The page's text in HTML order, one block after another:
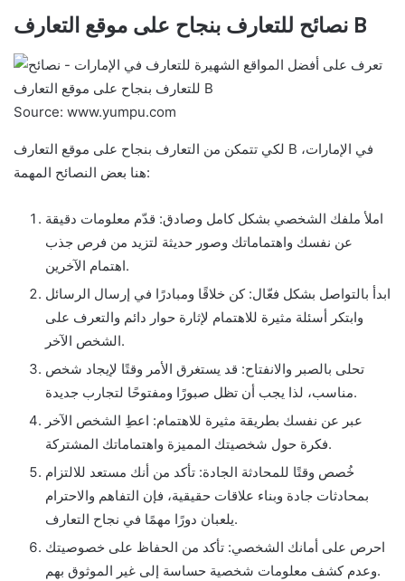
نصائح للتعارف بنجاح على موقع التعارف B
Source: www.yumpu.com
لكي تتمكن من التعارف بنجاح على موقع التعارف B في الإمارات،
هنا بعض النصائح المهمة:
املأ ملفك الشخصي بشكل كامل وصادق: قدّم معلومات دقيقة
عن نفسك واهتماماتك وصور حديثة لتزيد من فرص جذب
اهتمام الآخرين.
ابدأ بالتواصل بشكل فعّال: كن خلاقًا ومبادرًا في إرسال الرسائل
وابتكر أسئلة مثيرة للاهتمام لإثارة حوار دائم والتعرف على
الشخص الآخر.
تحلى بالصبر والانفتاح: قد يستغرق الأمر وقتًا لإيجاد شخص
مناسب، لذا يجب أن تظل صبورًا ومفتوحًا لتجارب جديدة.
عبر عن نفسك بطريقة مثيرة للاهتمام: اعطِ الشخص الآخر
فكرة حول شخصيتك المميزة واهتماماتك المشتركة.
خُصص وقتًا للمحادثة الجادة: تأكد من أنك مستعد للالتزام
بمحادثات جادة وبناء علاقات حقيقية، فإن التفاهم والاحترام
يلعبان دورًا مهمًا في نجاح التعارف.
احرص على أمانك الشخصي: تأكد من الحفاظ على خصوصيتك
وعدم كشف معلومات شخصية حساسة إلى غير الموثوق بهم.